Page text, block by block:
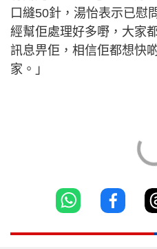
口縫50針，湯怡表示已慰
經幫佢處理好多嘢，大家
訊息畀佢，相信佢都想快
家。」